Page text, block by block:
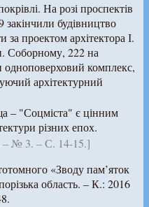
На розі проспектів
будівництво
проектом архітектора І.
Соборному, 222 на
одноповерховий комплекс,
архітектурний
– "Соцміста" є цінним
різних епох.
– № 3. – С. 14-15.]
«Зводу пам’яток
область. – К.: 2016